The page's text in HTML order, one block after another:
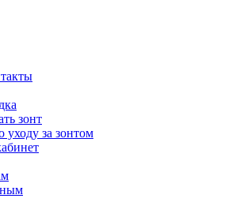
зонт
уходу за зонтом